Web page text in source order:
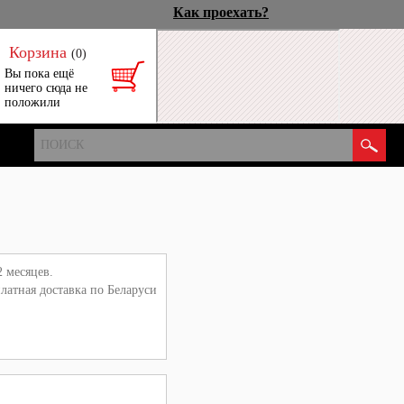
Как проехать?
Корзина (0)
Вы пока ещё
ничего сюда не
положили
месяцев.
доставка по Беларуси